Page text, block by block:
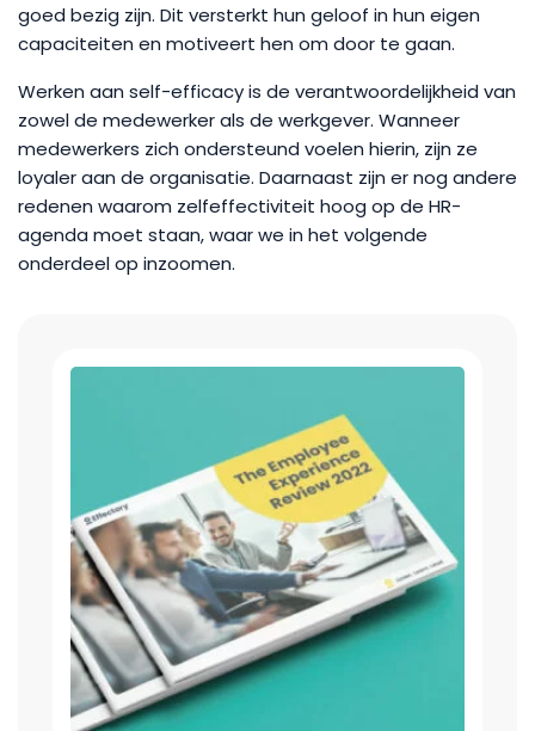
goed bezig zijn. Dit versterkt hun geloof in hun eigen
capaciteiten en motiveert hen om door te gaan.
Werken aan self-efficacy is de verantwoordelijkheid van
zowel de medewerker als de werkgever. Wanneer
medewerkers zich ondersteund voelen hierin, zijn ze
loyaler aan de organisatie. Daarnaast zijn er nog andere
redenen waarom zelfeffectiviteit hoog op de HR-
agenda moet staan, waar we in het volgende
onderdeel op inzoomen.